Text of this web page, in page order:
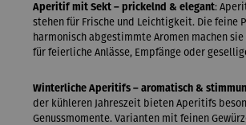
Aperitif mit Sekt – prickelnd & elegant:
stehen für Frische und Leichtigkeit. Die feine
harmonisch abgestimmte Aromen machen
für feierliche Anlässe, Empfänge oder
Winterliche Aperitifs – aromatisch &
der kühleren Jahreszeit bieten Aperitifs
Genussmomente. Varianten mit feinen